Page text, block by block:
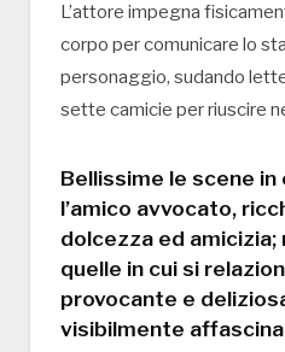
L’attore impegna
corpo per comunicare lo
personaggio, sudando
sette camicie per riuscire
Bellissime le scene in
l’amico avvocato,
dolcezza ed
quelle in cui si
provocante e
visibilmente